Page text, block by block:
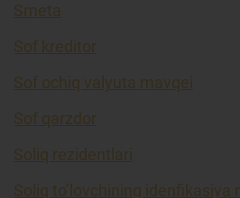
Smeta
Sof kreditor
Sof ochiq valyuta mavqei
Sof qarzdor
Soliq rezidentlari
Soliq to’lovchining idenfikasiya